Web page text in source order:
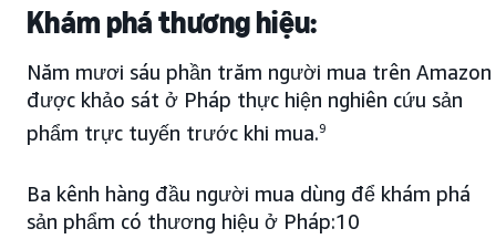
Khám phá thương hiệu:
Năm mươi sáu phần trăm người mua trên Amazon
được khảo sát ở Pháp thực hiện nghiên cứu sản
phẩm trực tuyến trước khi mua.9
Ba kênh hàng đầu người mua dùng để khám phá
sản phẩm có thương hiệu ở Pháp:10